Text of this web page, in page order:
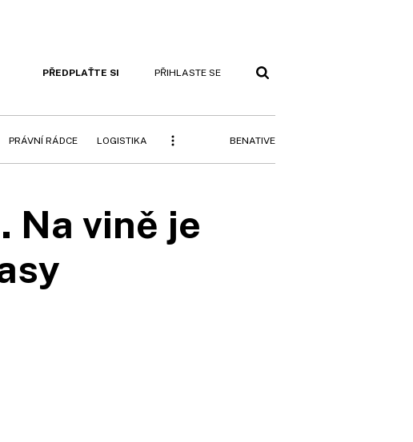
PŘEDPLAŤTE SI PŘIHLASTE SE
PRÁVNÍ RÁDCE LOGISTIKA BENATIVE
Na vině je